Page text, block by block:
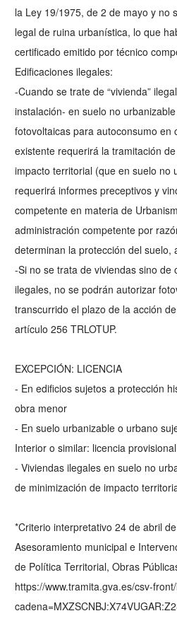
la Ley 19/1975, de 2 de mayo y no
legal de ruina urbanística, lo que
certificado emitido por técnico
Edificaciones ilegales:
-Cuando se trate de “vivienda”
instalación- en suelo no
fotovoltaicas para autoconsumo en
existente requerirá la tramitación
impacto territorial (que en suelo no
requerirá informes preceptivos y
competente en materia de
administración competente por
determinan la protección del suelo,
-Si no se trata de viviendas sino de
ilegales, no se podrán autorizar
transcurrido el plazo de la acción
artículo 256 TRLOTUP.
EXCEPCIÓN: LICENCIA
- En edificios sujetos a protección
obra menor
- En suelo urbanizable o urbano
Interior o similar: licencia provisional
- Viviendas ilegales en suelo no
de minimización de impacto
*Criterio interpretativo 24 de abril
Asesoramiento municipal e
de Política Territorial, Obras
https://www.tramita.gva.es/csv-